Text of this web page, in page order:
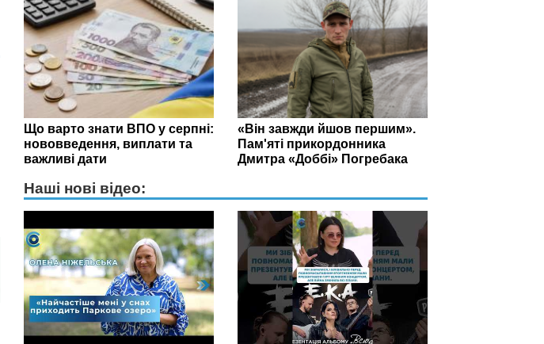
Що варто знати ВПО у серпні:
нововведення, виплати та
важливі дати
«Він завжди йшов першим».
Пам'яті прикордонника
Дмитра «Доббі» Погребака
Наші нові відео: